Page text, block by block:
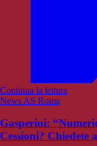
Continua la lettura
News AS Roma
Gasperini:
Cessioni? Chiedete